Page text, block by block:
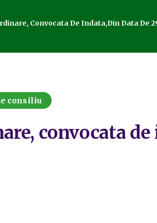
Convocata De Indata,din Data De
consiliu
convocata